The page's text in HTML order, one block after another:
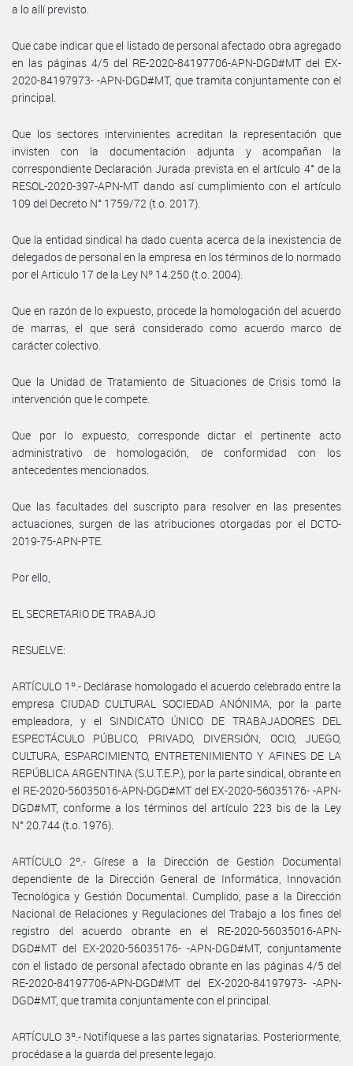
a lo allí previsto.
Que cabe indicar que el listado de personal afectado obra agregado
en las páginas 4/5 del RE-2020-84197706-APN-DGD#MT del EX-
2020-84197973- -APN-DGD#MT, que tramita conjuntamente con el
principal.
Que los sectores intervinientes acreditan la representación que
invisten con la documentación adjunta y acompañan la
correspondiente Declaración Jurada prevista en el artículo 4° de la
RESOL-2020-397-APN-MT dando así cumplimiento con el artículo
109 del Decreto N° 1759/72 (t.o. 2017).
Que la entidad sindical ha dado cuenta acerca de la inexistencia de
delegados de personal en la empresa en los términos de lo normado
por el Articulo 17 de la Ley Nº 14.250 (t.o. 2004).
Que en razón de lo expuesto, procede la homologación del acuerdo
de marras, el que será considerado como acuerdo marco de
carácter colectivo.
Que la Unidad de Tratamiento de Situaciones de Crisis tomó la
intervención que le compete.
Que por lo expuesto, corresponde dictar el pertinente acto
administrativo de homologación, de conformidad con los
antecedentes mencionados.
Que las facultades del suscripto para resolver en las presentes
actuaciones, surgen de las atribuciones otorgadas por el DCTO-
2019-75-APN-PTE.
Por ello,
EL SECRETARIO DE TRABAJO
RESUELVE:
ARTÍCULO 1º.- Declárase homologado el acuerdo celebrado entre la
empresa CIUDAD CULTURAL SOCIEDAD ANÓNIMA, por la parte
empleadora, y el SINDICATO ÚNICO DE TRABAJADORES DEL
ESPECTÁCULO PÚBLICO, PRIVADO, DIVERSIÓN, OCIO, JUEGO,
CULTURA, ESPARCIMIENTO, ENTRETENIMIENTO Y AFINES DE LA
REPÚBLICA ARGENTINA (S.U.T.E.P.), por la parte sindical, obrante en
el RE-2020-56035016-APN-DGD#MT del EX-2020-56035176- -APN-
DGD#MT, conforme a los términos del artículo 223 bis de la Ley
N° 20.744 (t.o. 1976).
ARTÍCULO 2º.- Gírese a la Dirección de Gestión Documental
dependiente de la Dirección General de Informática, Innovación
Tecnológica y Gestión Documental. Cumplido, pase a la Dirección
Nacional de Relaciones y Regulaciones del Trabajo a los fines del
registro del acuerdo obrante en el RE-2020-56035016-APN-
DGD#MT del EX-2020-56035176- -APN-DGD#MT, conjuntamente
con el listado de personal afectado obrante en las páginas 4/5 del
RE-2020-84197706-APN-DGD#MT del EX-2020-84197973- -APN-
DGD#MT, que tramita conjuntamente con el principal.
ARTÍCULO 3º.- Notifíquese a las partes signatarias. Posteriormente,
procédase a la guarda del presente legajo.